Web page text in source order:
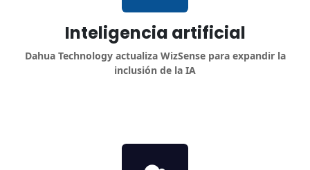
Inteligencia artificial
Dahua Technology actualiza WizSense para expandir la
inclusión de la IA